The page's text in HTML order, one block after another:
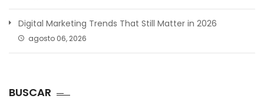
Digital Marketing Trends That Still Matter in 2026
agosto 06, 2026
BUSCAR